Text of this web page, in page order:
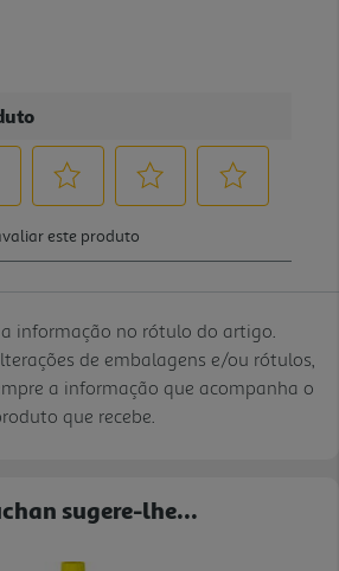
informação no rótulo do artigo.
de embalagens e/ou rótulos,
a informação que acompanha o
que recebe.
sugere-lhe...